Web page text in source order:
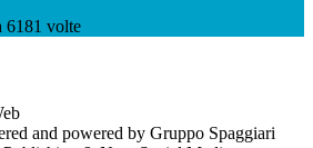
6181 volte
and powered by Gruppo Spaggiari